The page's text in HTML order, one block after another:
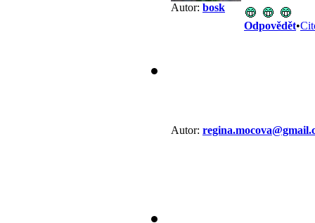
Autor: bosk
Odpovědět•
Autor: